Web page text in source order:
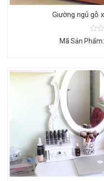
Giường ngủ gỗ
Mã Sản